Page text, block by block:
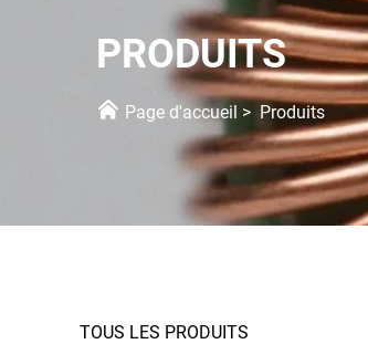
PRODUITS
Page d'accueil > Produits
TOUS LES PRODUITS